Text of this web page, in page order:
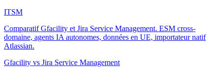
ITSM
Comparatif Gfacility et Jira Service Management. ESM cross-
domaine, agents IA autonomes, données en UE, importateur natif
Atlassian.
Gfacility vs Jira Service Management